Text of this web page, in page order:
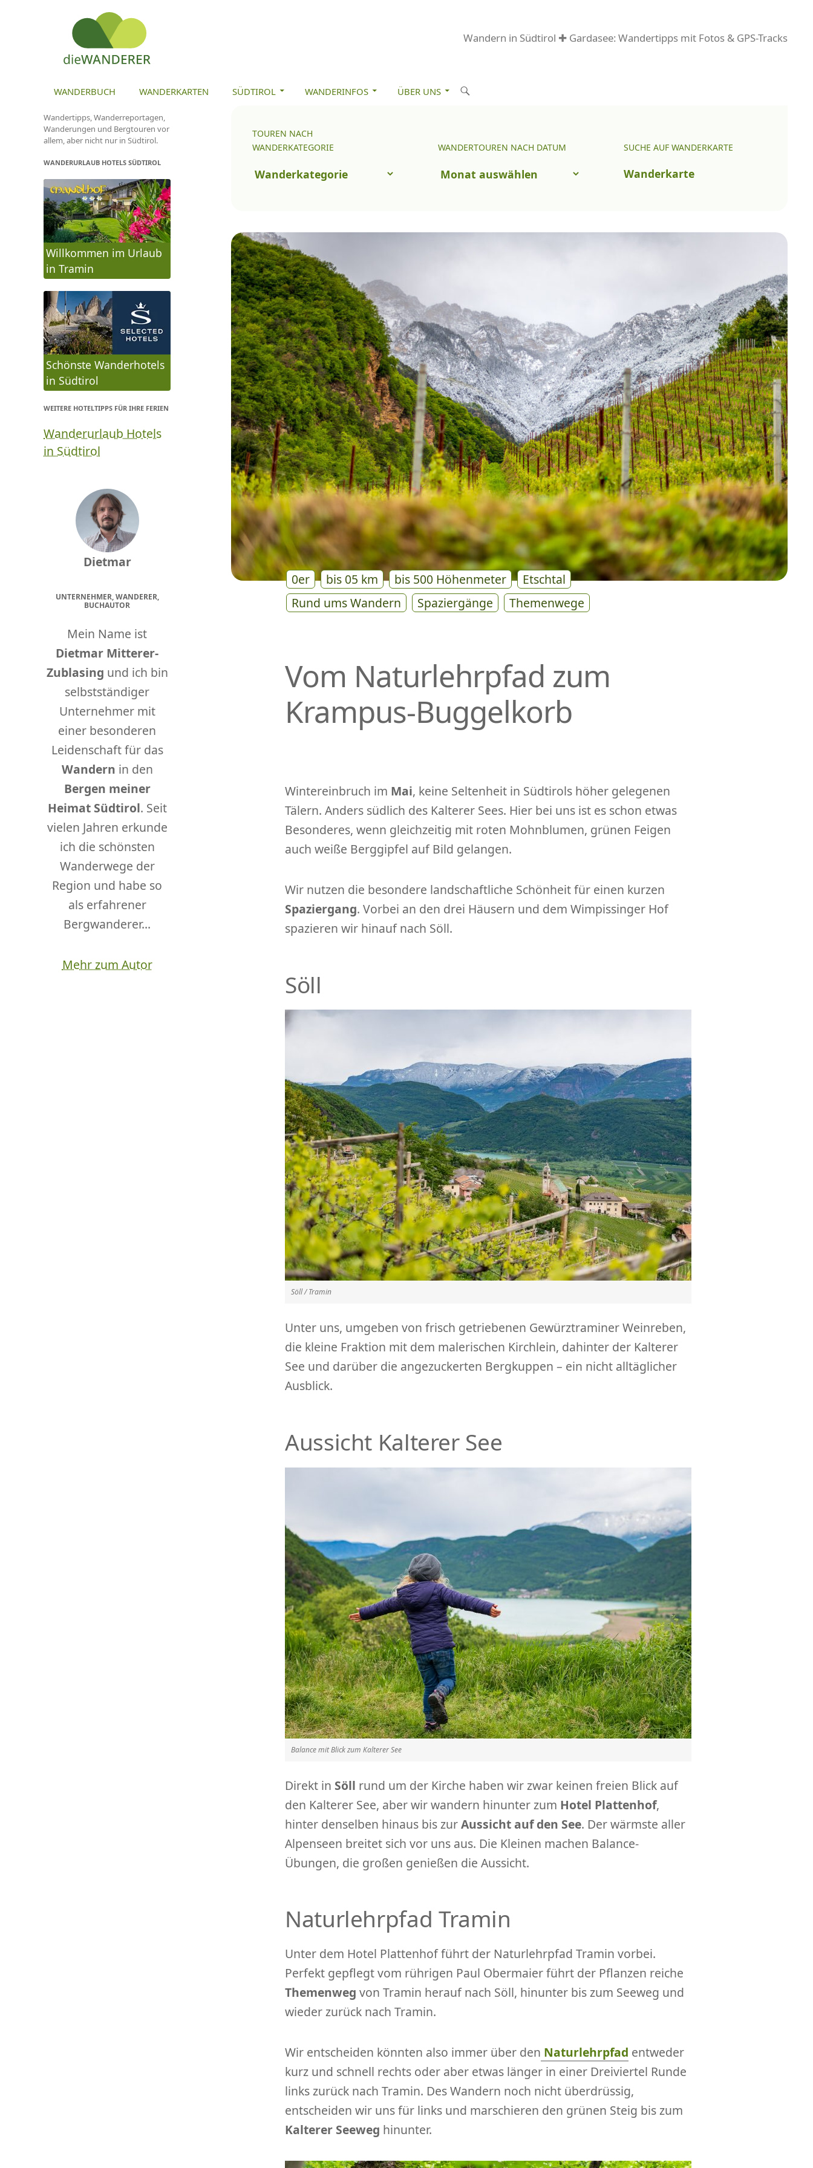
Wandern in Südtirol ✚ Gardasee: Wandertipps mit Fotos & GPS-Tracks
S
h
n
WANDERBUCH WANDERKARTEN SÜDTIROL WANDERINFOS ÜBER UNS
TOUREN NACH
WANDERKATEGORIE
Touren
WANDERTOUREN NACH DATUM
nach
Datum
SUCHE AUF WANDERKARTE
Wanderkarte
0er bis 05 km bis 500 Höhenmeter
Etschtal
Rund ums Wandern
Spaziergänge Themenwege
Vom Naturlehrpfad zum
Krampus-Buggelkorb
Wintereinbruch im Mai, keine Seltenheit in Südtirols höher gelegenen
Tälern. Anders südlich des Kalterer Sees. Hier bei uns ist es schon etwas
Besonderes, wenn gleichzeitig mit roten Mohnblumen, grünen Feigen
auch weiße Berggipfel auf Bild gelangen.
Wir nutzen die besondere landschaftliche Schönheit für einen kurzen
Spaziergang. Vorbei an den drei Häusern und dem Wimpissinger Hof
spazieren wir hinauf nach Söll.
Söll
Söll / Tramin
Unter uns, umgeben von frisch getriebenen Gewürztraminer Weinreben,
die kleine Fraktion mit dem malerischen Kirchlein, dahinter der Kalterer
See und darüber die angezuckerten Bergkuppen – ein nicht alltäglicher
Ausblick.
Aussicht Kalterer See
Balance mit Blick zum Kalterer See
Direkt in Söll rund um der Kirche haben wir zwar keinen freien Blick auf
den Kalterer See, aber wir wandern hinunter zum Hotel Plattenhof,
hinter denselben hinaus bis zurAussicht auf den See. Der wärmste aller
Alpenseen breitet sich vor uns aus. Die Kleinen machen Balance-
Übungen, die großen genießen die Aussicht.
Naturlehrpfad Tramin
Unter dem Hotel Plattenhof führt der Naturlehrpfad Tramin vorbei.
Perfekt gepflegt vom rührigen Paul Obermaier führt der Pflanzen reiche
Themenweg von Tramin herauf nach Söll, hinunter bis zum Seeweg und
wieder zurück nach Tramin.
Wir entscheiden könnten also immer über den Naturlehrpfad entweder
kurz und schnell rechts oder aber etwas länger in einer Dreiviertel Runde
links zurück nach Tramin. Des Wandern noch nicht überdrüssig,
entscheiden wir uns für links und marschieren den grünen Steig bis zum
Kalterer Seeweg hinunter.
Wandertipps, Wanderreportagen,
Wanderungen und Bergtouren vor
allem, aber nicht nur in Südtirol.
WANDERURLAUB HOTELS SÜDTIROL
Willkommen im Urlaub
in Tramin
Schönste Wanderhotels
in Südtirol
WEITERE HOTELTIPPS FÜR IHRE FERIEN
Wanderurlaub Hotels
in Südtirol
Dietmar
UNTERNEHMER, WANDERER,
BUCHAUTOR
Mein Name ist
Dietmar Mitterer-
Zublasing und ich bin
selbstständiger
Unternehmer mit
einer besonderen
Leidenschaft für das
Wandern in den
Bergen meiner
Heimat Südtirol. Seit
vielen Jahren erkunde
ich die schönsten
Wanderwege der
Region und habe so
als erfahrener
Bergwanderer...
Mehr zum Autor